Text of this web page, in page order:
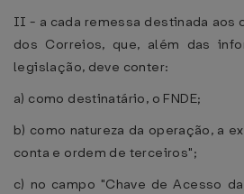
II - a cada remessa destinada aos
dos Correios, que, além das
legislação, deve conter:
a) como destinatário, o FNDE;
b) como natureza da operação, a
conta e ordem de terceiros";
c) no campo "Chave de Acesso